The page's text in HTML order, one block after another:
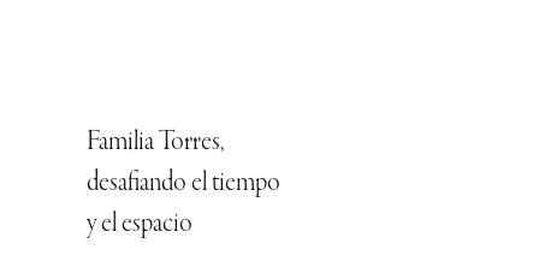
Familia Torres,
desafiando el tiempo
y el espacio